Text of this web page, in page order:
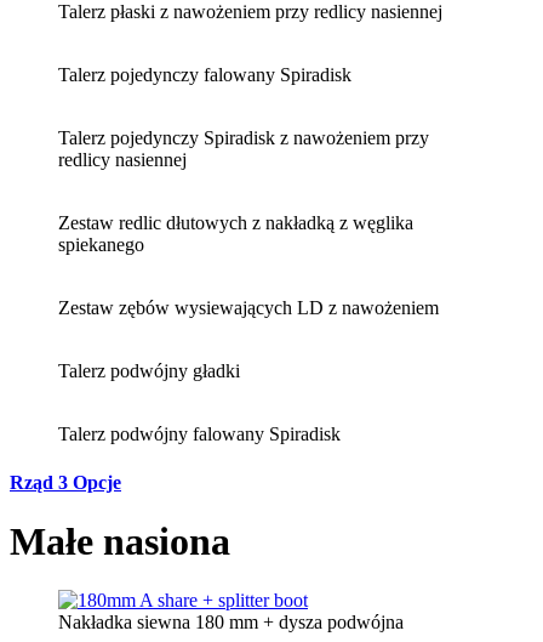
Talerz płaski z nawożeniem przy redlicy nasiennej
Talerz pojedynczy falowany Spiradisk
Talerz pojedynczy Spiradisk z nawożeniem przy
redlicy nasiennej
Zestaw redlic dłutowych z nakładką z węglika
spiekanego
Zestaw zębów wysiewających LD z nawożeniem
Talerz podwójny gładki
Talerz podwójny falowany Spiradisk
Rząd 3 Opcje
Małe nasiona
Nakładka siewna 180 mm + dysza podwójna